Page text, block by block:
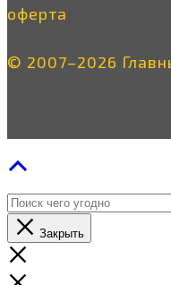
оферта
© 2007–2026
Закрыть